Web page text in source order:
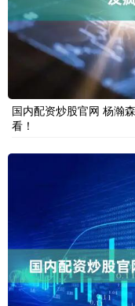
国内配资炒股官网 杨瀚
看！